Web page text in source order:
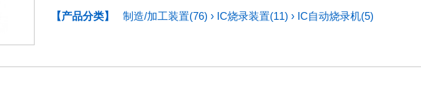
【产品分类】
制造/加工装置(76) › IC烧录装置(11) › IC自动烧录机(5)